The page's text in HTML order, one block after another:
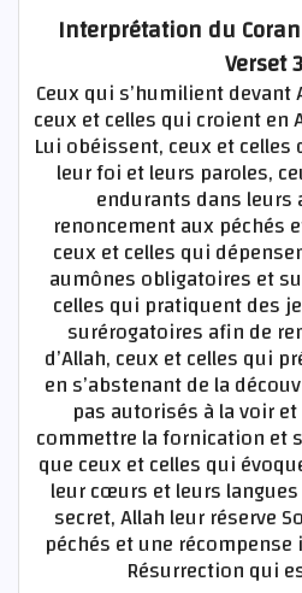
Interprétation du
Verset
Ceux qui s’humilient
ceux et celles qui croient en
Lui obéissent, ceux et
leur foi et leurs paroles,
endurants dans
renoncement aux péchés
ceux et celles qui
aumônes obligatoires et
celles qui pratiquent des
surérogatoires afin de
d’Allah, ceux et celles qui
en s’abstenant de la
pas autorisés à la voir
commettre la fornication et
que ceux et celles qui
leur cœurs et leurs
secret, Allah leur réserve
péchés et une
Résurrection qui